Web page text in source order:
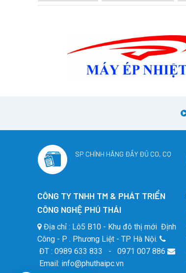
SP CHÍNH HÃNG ĐẦY ĐỦ CO, CQ
CÔNG TY TNHH TM & PHÁT TRIỂN
CÔNG NGHỆ PHÚ THÁI
Địa chỉ : Lô5 B10 - Khu đô thị mới Định
Công - P . Phương Liệt - TP Hà Nội.
ĐT : 0989 633 833 - 0971 007 886
Email: info@phuthaipc.vn